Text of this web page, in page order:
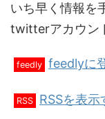
いち早く情報を
twitterアカウン
feedly feedlyに
RSS RSSを表示